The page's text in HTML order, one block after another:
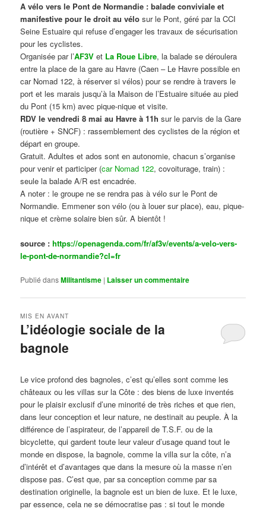
A vélo vers le Pont de Normandie : balade conviviale et
manifestive pour le droit au vélo sur le Pont, géré par la CCI
Seine Estuaire qui refuse d’engager les travaux de sécurisation
pour les cyclistes.
Organisée par l’AF3V et La Roue Libre, la balade se déroulera
entre la place de la gare au Havre (Caen – Le Havre possible en
car Nomad 122, à réserver si vélos) pour se rendre à travers le
port et les marais jusqu’à la Maison de l’Estuaire située au pied
du Pont (15 km) avec pique-nique et visite.
RDV le vendredi 8 mai au Havre à 11h sur le parvis de la Gare
(routière + SNCF) : rassemblement des cyclistes de la région et
départ en groupe.
Gratuit. Adultes et ados sont en autonomie, chacun s’organise
pour venir et participer (car Nomad 122, covoiturage, train) :
seule la balade A/R est encadrée.
A noter : le groupe ne se rendra pas à vélo sur le Pont de
Normandie. Emmener son vélo (ou à louer sur place), eau, pique-
nique et crème solaire bien sûr. A bientôt !
source :https://openagenda.com/fr/af3v/events/a-velo-vers-
le-pont-de-normandie?cl=fr
Publié dansMilitantisme | Laisser un commentaire
L’idéologie sociale de la
bagnole
MIS EN AVANT
Le vice profond des bagnoles, c’est qu’elles sont comme les
châteaux ou les villas sur la Côte : des biens de luxe inventés
pour le plaisir exclusif d’une minorité de très riches et que rien,
dans leur conception et leur nature, ne destinait au peuple. À la
différence de l’aspirateur, de l’appareil de T.S.F. ou de la
bicyclette, qui gardent toute leur valeur d’usage quand tout le
monde en dispose, la bagnole, comme la villa sur la côte, n’a
d’intérêt et d’avantages que dans la mesure où la masse n’en
dispose pas. C’est que, par sa conception comme par sa
destination originelle, la bagnole est un bien de luxe. Et le luxe,
par essence, cela ne se démocratise pas : si tout le monde